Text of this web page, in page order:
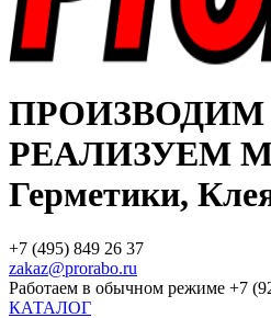
ПРОИЗВОДИМ
РЕАЛИЗУЕМ
Герметики,
+7 (495) 849 26 37
zakaz@prorabo.ru
Работаем в обычном режиме +7
КАТАЛОГ